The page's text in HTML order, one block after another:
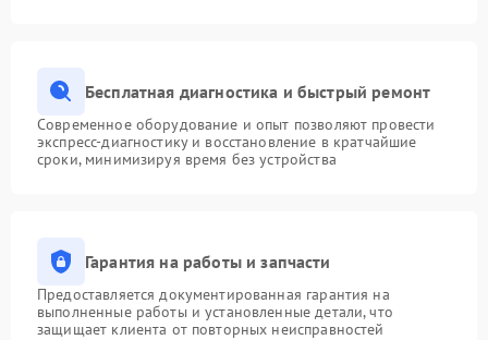
Бесплатная диагностика и быстрый ремонт
Современное оборудование и опыт позволяют провести
экспресс-диагностику и восстановление в кратчайшие
сроки, минимизируя время без устройства
Гарантия на работы и запчасти
Предоставляется документированная гарантия на
выполненные работы и установленные детали, что
защищает клиента от повторных неисправностей